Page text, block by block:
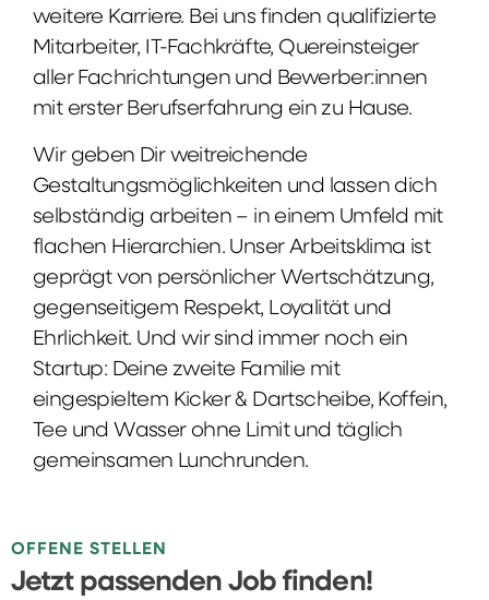
weitere Karriere. Bei uns finden qualifizierte
Mitarbeiter, IT-Fachkräfte, Quereinsteiger
aller Fachrichtungen und Bewerber:innen
mit erster Berufserfahrung ein zu Hause.
Wir geben Dir weitreichende
Gestaltungsmöglichkeiten und lassen dich
selbständig arbeiten – in einem Umfeld mit
flachen Hierarchien. Unser Arbeitsklima ist
geprägt von persönlicher Wertschätzung,
gegenseitigem Respekt, Loyalität und
Ehrlichkeit. Und wir sind immer noch ein
Startup: Deine zweite Familie mit
eingespieltem Kicker & Dartscheibe, Koffein,
Tee und Wasser ohne Limit und täglich
gemeinsamen Lunchrunden.
OFFENE STELLEN
Jetzt passenden Job finden!